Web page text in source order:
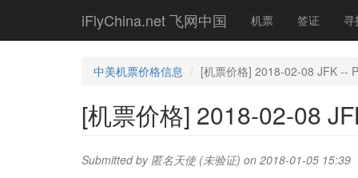
main
iFlyChina.net 飞网中国 机票 签证 寻
中美机票价格信息 [机票价格] 2018-02-08 JFK --
[机票价格] 2018-02-08
Submitted by 匿名天使 (未验证) on 2018-01-05 15:39